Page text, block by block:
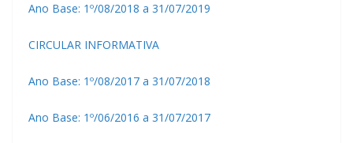
Ano Base: 1º/08/2018 a 31/07/2019
CIRCULAR INFORMATIVA
Ano Base: 1º/08/2017 a 31/07/2018
Ano Base: 1º/06/2016 a 31/07/2017